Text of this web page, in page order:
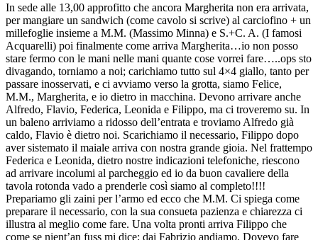
In sede alle 13,00 approfitto che ancora Margherita non era arrivata,
per mangiare un sandwich (come cavolo si scrive) al carciofino + un
millefoglie insieme a M.M. (Massimo Minna) e S.+C. A. (I famosi
Acquarelli) poi finalmente come arriva Margherita…io non posso
stare fermo con le mani nelle mani quante cose vorrei fare…..ops sto
divagando, torniamo a noi; carichiamo tutto sul 4×4 giallo, tanto per
passare inosservati, e ci avviamo verso la grotta, siamo Felice,
M.M., Margherita, e io dietro in macchina. Devono arrivare anche
Alfredo, Flavio, Federica, Leonida e Filippo, ma ci troveremo su. In
un baleno arriviamo a ridosso dell’entrata e troviamo Alfredo già
caldo, Flavio è dietro noi. Scarichiamo il necessario, Filippo dopo
aver sistemato il maiale arriva con nostra grande gioia. Nel frattempo
Federica e Leonida, dietro nostre indicazioni telefoniche, riescono
ad arrivare incolumi al parcheggio ed io da buon cavaliere della
tavola rotonda vado a prenderle così siamo al completo!!!!
Prepariamo gli zaini per l’armo ed ecco che M.M. Ci spiega come
preparare il necessario, con la sua consueta pazienza e chiarezza ci
illustra al meglio come fare. Una volta pronti arriva Filippo che
come se nient’an fuss mi dice: dai Fabrizio andiamo. Dovevo fare